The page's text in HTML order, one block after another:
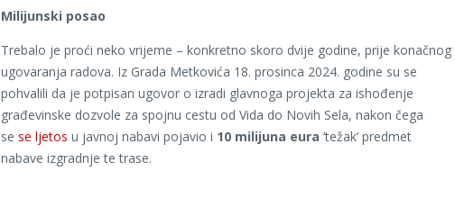
Milijunski posao
Trebalo je proći neko vrijeme – konkretno skoro dvije godine, prije konačnog
ugovaranja radova. Iz Grada Metkovića 18. prosinca 2024. godine su se
pohvalili da je potpisan ugovor o izradi glavnoga projekta za ishođenje
građevinske dozvole za spojnu cestu od Vida do Novih Sela, nakon čega
se se ljetos u javnoj nabavi pojavio i 10 milijuna eura ‘težak’ predmet
nabave izgradnje te trase.